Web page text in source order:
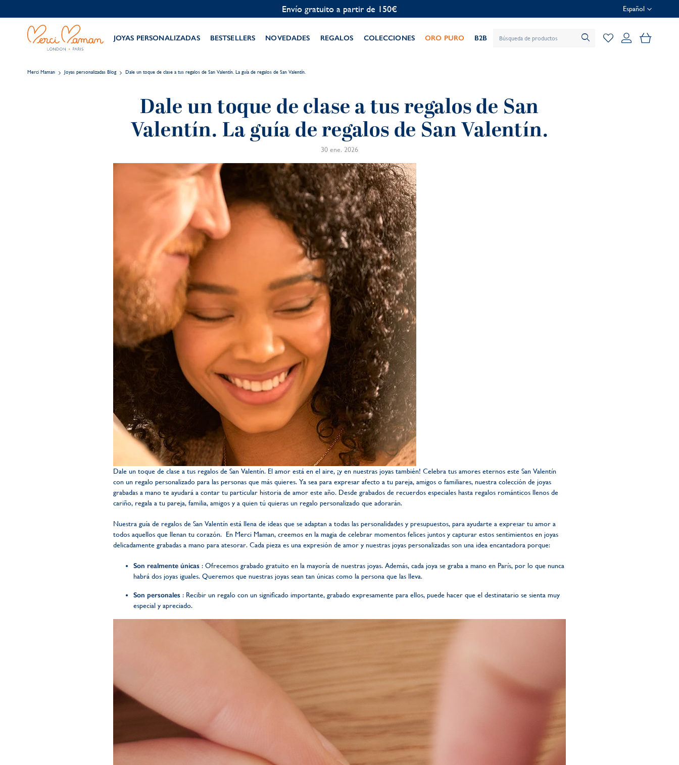
Personalización gratuita Español
JOYAS PERSONALIZADAS BESTSELLERS NOVEDADES REGALOS COLECCIONES ORO PURO B2B Mi cesta
Merci Maman Joyas personalizadas Blog Dale un toque de clase a tus regalos de San Valentín. La guía de regalos de San Valentín.
Dale un toque de clase a tus regalos de San
Valentín. La guía de regalos de San Valentín.
30 ene. 2026
Dale un toque de clase a tus regalos de San Valentín. El amor está en el aire, ¡y en nuestras joyas también! Celebra tus amores eternos este San Valentín
con un regalo personalizado para las personas que más quieres. Ya sea para expresar afecto a tu pareja, amigos o familiares, nuestra colección de joyas
grabadas a mano te ayudará a contar tu particular historia de amor este año. Desde grabados de recuerdos especiales hasta regalos románticos llenos de
cariño, regala a tu pareja, familia, amigos y a quien tú quieras un regalo personalizado que adorarán.
Nuestra guía de regalos de San Valentín está llena de ideas que se adaptan a todas las personalidades y presupuestos, para ayudarte a expresar tu amor a
todos aquellos que llenan tu corazón. En Merci Maman, creemos en la magia de celebrar momentos felices juntos y capturar estos sentimientos en joyas
delicadamente grabadas a mano para atesorar. Cada pieza es una expresión de amor y nuestras joyas personalizadas son una idea encantadora porque:
Son realmente únicas : Ofrecemos grabado gratuito en la mayoría de nuestras joyas. Además, cada joya se graba a mano en París, por lo que nunca
habrá dos joyas iguales. Queremos que nuestras joyas sean tan únicas como la persona que las lleva.
Son personales : Recibir un regalo con un significado importante, grabado expresamente para ellos, puede hacer que el destinatario se sienta muy
especial y apreciado.